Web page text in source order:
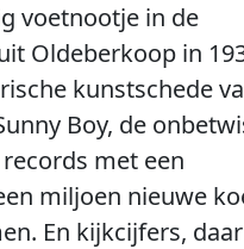
voetnootje in de
Oldeberkoop in
kunstschede
Boy, de
met een
miljoen nieuwe
En kijkcijfers,